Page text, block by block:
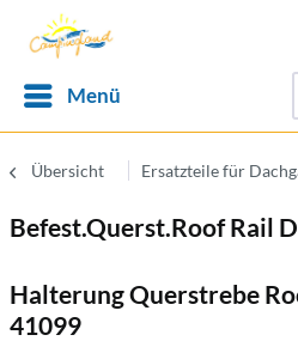
Menü
Übersicht Ersatzteile für
Befest.Querst.Roof Rail D
Halterung Querstrebe
41099